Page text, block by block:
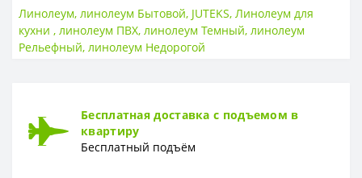
Основа Вспененная
ПОВЕРХНОСТЬ
Толщина
ТОЛЩИНА ЗАЩИТНОГО СЛОЯ
Линолеум, линолеум Бытовой, JUTEKS, Линолеум для
кухни , линолеум ПВХ, линолеум Темный, линолеум
Рельефный, линолеум Недорогой
Бесплатная доставка с подъемом в
квартиру
Бесплатный подъём